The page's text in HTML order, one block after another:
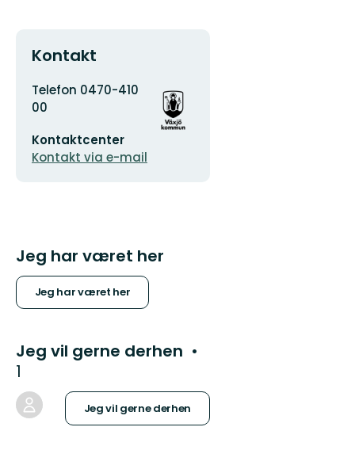
Kontakt
Adresse
Telefon 0470-410
00
mailadresse
Kontaktcenter
Kontakt via e-mail
Organisationens
logotype
Jeg har været her
Jeg har været her
Jeg vil gerne derhen
1
Jeg vil gerne derhen